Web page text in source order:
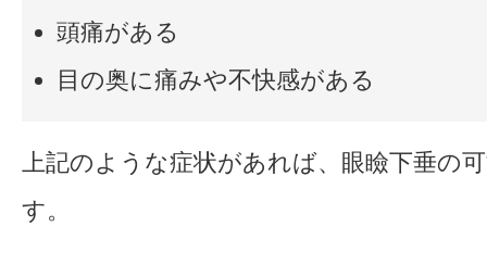
頭痛がある
目の奥に痛みや不快感がある
上記のような症状があれば、眼瞼下垂の
す。